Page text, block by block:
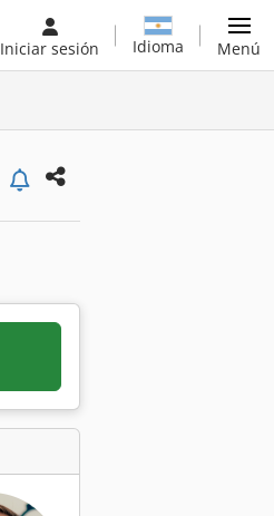
Iniciar sesión Idioma Menú